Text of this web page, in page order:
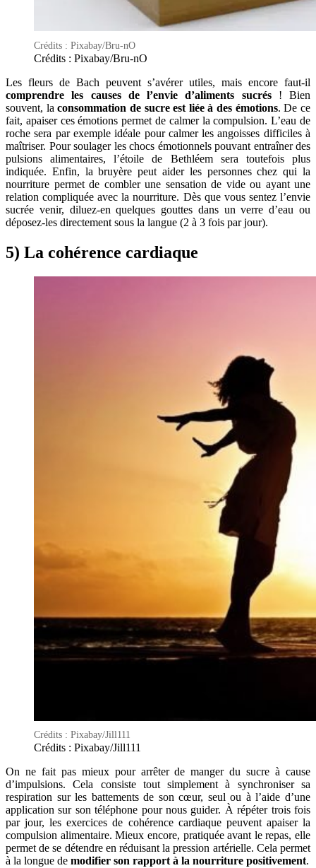
Crédits : Pixabay/Bru-nO
Crédits : Pixabay/Bru-nO
Les fleurs de Bach peuvent s’avérer utiles, mais encore faut-il
comprendre les causes de l’envie d’aliments sucrés! Bien
souvent, laconsommation de sucre est liée à des émotions. De ce
fait, apaiser ces émotions permet de calmer la compulsion. L’eau de
roche sera par exemple idéale pour calmer les angoisses difficiles à
maîtriser. Pour soulager les chocs émotionnels pouvant entraîner des
pulsions alimentaires, l’étoile de Bethléem sera toutefois plus
indiquée. Enfin, la bruyère peut aider les personnes chez qui la
nourriture permet de combler une sensation de vide ou ayant une
relation compliquée avec la nourriture. Dès que vous sentez l’envie
sucrée venir, diluez-en quelques gouttes dans un verre d’eau ou
déposez-les directement sous la langue (2 à 3 fois par jour).
5) La cohérence cardiaque
Crédits : Pixabay/Jill111
Crédits : Pixabay/Jill111
On ne fait pas mieux pour arrêter de manger du sucre à cause
d’impulsions. Cela consiste tout simplement à synchroniser sa
respiration sur les battements de son cœur, seul ou à l’aide d’une
application sur son téléphone pour nous guider. À répéter trois fois
par jour, les exercices de cohérence cardiaque peuvent apaiser la
compulsion alimentaire. Mieux encore, pratiquée avant le repas, elle
permet de se détendre en réduisant la pression artérielle. Cela permet
à la longue de modifier son rapport à la nourriture positivement.